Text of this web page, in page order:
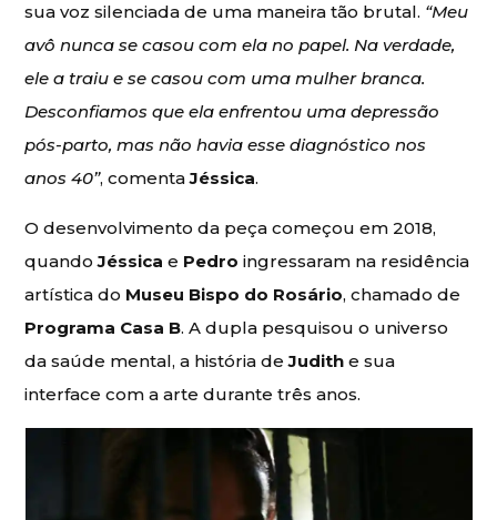
sua voz silenciada de uma maneira tão brutal. “Meu
avô nunca se casou com ela no papel. Na verdade,
ele a traiu e se casou com uma mulher branca.
Desconfiamos que ela enfrentou uma depressão
pós-parto, mas não havia esse diagnóstico nos
anos 40”, comentaJéssica.
O desenvolvimento da peça começou em 2018,
quandoJéssicae Pedro ingressaram na residência
artística do Museu Bispo do Rosário, chamado de
Programa Casa B. A dupla pesquisou o universo
da saúde mental, a história deJudithe sua
interface com a arte durante três anos.